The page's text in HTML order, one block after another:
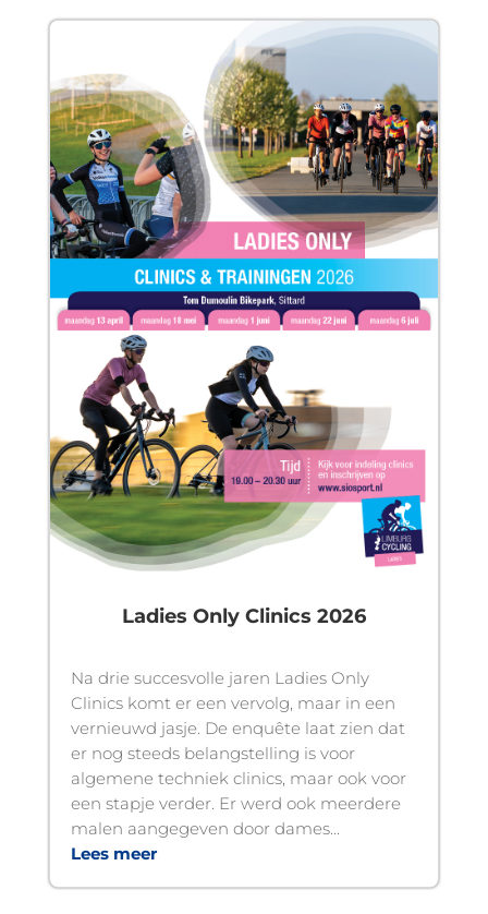
Ladies Only Clinics 2026
Na drie succesvolle jaren Ladies Only
Clinics komt er een vervolg, maar in een
vernieuwd jasje. De enquête laat zien dat
er nog steeds belangstelling is voor
algemene techniek clinics, maar ook voor
een stapje verder. Er werd ook meerdere
malen aangegeven door dames...
Lees meer